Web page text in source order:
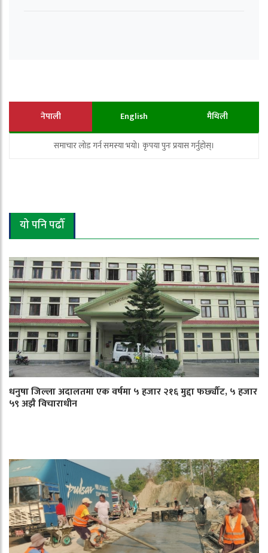
नेपाली English मैथिली
समाचार लोड गर्न समस्या भयो। कृपया पुनः प्रयास गर्नुहोस्।
यो पनि पढौँ
धनुषा जिल्ला अदालतमा एक वर्षमा ५ हजार २१६ मुद्दा फर्छ्यौट, ५ हजार
५९ अझै विचाराधीन